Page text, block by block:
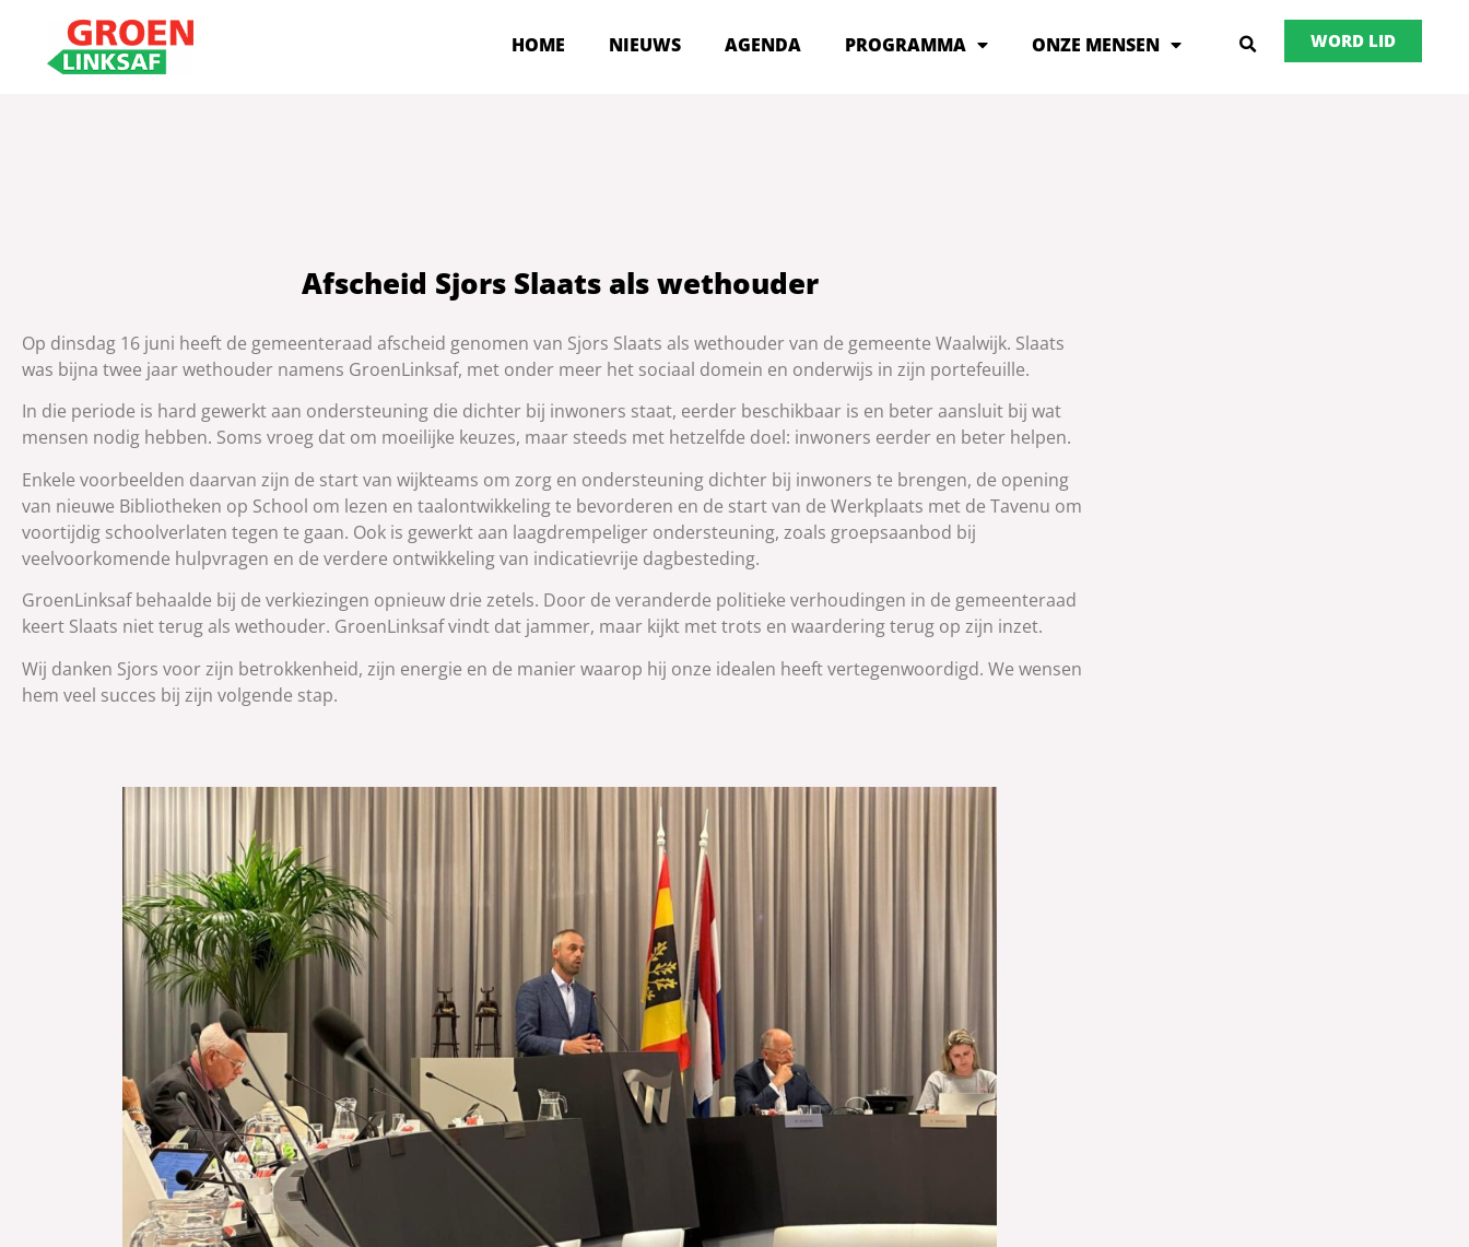
HOME NIEUWS AGENDA PROGRAMMA ONZE MENSEN WORD LID
Afscheid Sjors Slaats als wethouder
Op dinsdag 16 juni heeft de gemeenteraad afscheid genomen van Sjors Slaats als wethouder van de gemeente Waalwijk. Slaats
was bijna twee jaar wethouder namens GroenLinksaf, met onder meer het sociaal domein en onderwijs in zijn portefeuille.
In die periode is hard gewerkt aan ondersteuning die dichter bij inwoners staat, eerder beschikbaar is en beter aansluit bij wat
mensen nodig hebben. Soms vroeg dat om moeilijke keuzes, maar steeds met hetzelfde doel: inwoners eerder en beter helpen.
Enkele voorbeelden daarvan zijn de start van wijkteams om zorg en ondersteuning dichter bij inwoners te brengen, de opening
van nieuwe Bibliotheken op School om lezen en taalontwikkeling te bevorderen en de start van de Werkplaats met de Tavenu om
voortijdig schoolverlaten tegen te gaan. Ook is gewerkt aan laagdrempeliger ondersteuning, zoals groepsaanbod bij
veelvoorkomende hulpvragen en de verdere ontwikkeling van indicatievrije dagbesteding.
GroenLinksaf behaalde bij de verkiezingen opnieuw drie zetels. Door de veranderde politieke verhoudingen in de gemeenteraad
keert Slaats niet terug als wethouder. GroenLinksaf vindt dat jammer, maar kijkt met trots en waardering terug op zijn inzet.
Wij danken Sjors voor zijn betrokkenheid, zijn energie en de manier waarop hij onze idealen heeft vertegenwoordigd. We wensen
hem veel succes bij zijn volgende stap.